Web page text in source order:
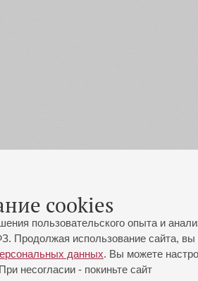
cookies
пользовательского опыта и
Продолжая использование сайта,
данных. Вы можете
несогласии - покиньте сайт
2
Часы работы кассы Большого зала: с 11:00